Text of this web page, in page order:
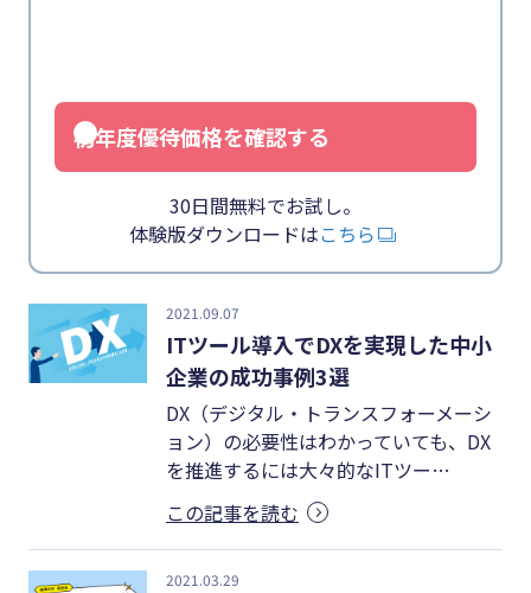
#電子帳簿保存法
#集客
#DX
#生産性向上
#採用
初年度優待価格を確認する
30日間無料でお試し。
体験版ダウンロードはこちら
2021.09.07
ITツール導入でDXを実現した中小
企業の成功事例3選
DX（デジタル・トランスフォーメーシ
ョン）の必要性はわかっていても、DX
を推進するには大々的なITツー…
この記事を読む
2021.03.29